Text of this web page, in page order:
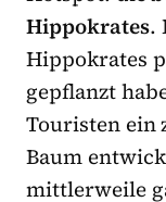
Hippokrates.
Hippokrates
gepflanzt
Touristen ein
Baum
mittlerweile